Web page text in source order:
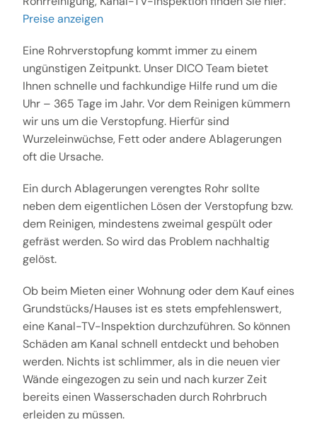
Preise anzeigen
Eine Rohrverstopfung kommt immer zu einem
ungünstigen Zeitpunkt. Unser DICO Team bietet
Ihnen schnelle und fachkundige Hilfe rund um die
Uhr – 365 Tage im Jahr. Vor dem Reinigen kümmern
wir uns um die Verstopfung. Hierfür sind
Wurzeleinwüchse, Fett oder andere Ablagerungen
oft die Ursache.
Ein durch Ablagerungen verengtes Rohr sollte
neben dem eigentlichen Lösen der Verstopfung bzw.
dem Reinigen, mindestens zweimal gespült oder
gefräst werden. So wird das Problem nachhaltig
gelöst.
Ob beim Mieten einer Wohnung oder dem Kauf eines
Grundstücks/Hauses ist es stets empfehlenswert,
eine Kanal-TV-Inspektion durchzuführen. So können
Schäden am Kanal schnell entdeckt und behoben
werden. Nichts ist schlimmer, als in die neuen vier
Wände eingezogen zu sein und nach kurzer Zeit
bereits einen Wasserschaden durch Rohrbruch
erleiden zu müssen.